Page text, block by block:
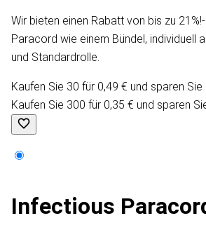
Wir bieten einen Rabatt von bis zu
Paracord wie einem Bündel, individuell
und Standardrolle.
Kaufen Sie 30 für 0,49 € und sparen Sie
Kaufen Sie 300 für 0,35 € und sparen
Infectious